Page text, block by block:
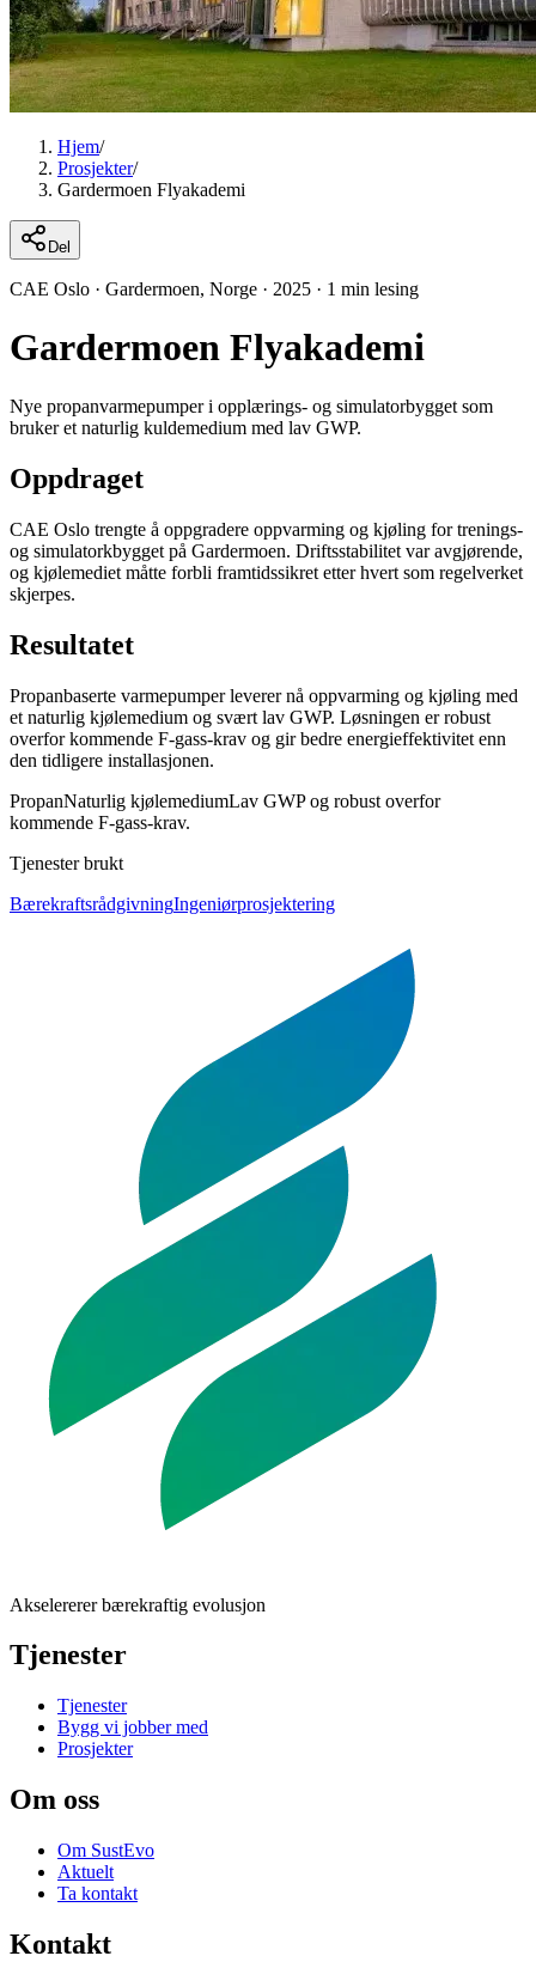
Hjem/
Prosjekter/
Gardermoen Flyakademi
Del
CAE Oslo · Gardermoen, Norge · 2025 · 1 min lesing
Gardermoen Flyakademi
Nye propanvarmepumper i opplærings- og simulatorbygget som
bruker et naturlig kuldemedium med lav GWP.
Oppdraget
CAE Oslo trengte å oppgradere oppvarming og kjøling for trenings-
og simulatorkbygget på Gardermoen. Driftsstabilitet var avgjørende,
og kjølemediet måtte forbli framtidssikret etter hvert som regelverket
skjerpes.
Resultatet
Propanbaserte varmepumper leverer nå oppvarming og kjøling med
et naturlig kjølemedium og svært lav GWP. Løsningen er robust
overfor kommende F-gass-krav og gir bedre energieffektivitet enn
den tidligere installasjonen.
PropanNaturlig kjølemediumLav GWP og robust overfor
kommende F-gass-krav.
Tjenester brukt
BærekraftsrådgivningIngeniørprosjektering
Akselererer bærekraftig evolusjon
Tjenester
Tjenester
Bygg vi jobber med
Prosjekter
Om oss
Om SustEvo
Aktuelt
Ta kontakt
Kontakt